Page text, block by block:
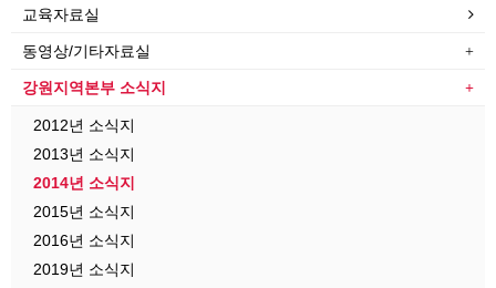
교육자료실
동영상/기타자료실
강원지역본부 소식지
2012년 소식지
2013년 소식지
2014년 소식지
2015년 소식지
2016년 소식지
2019년 소식지